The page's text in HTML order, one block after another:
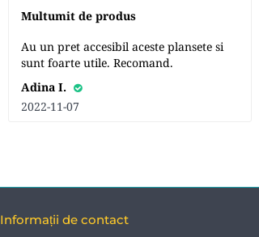
Multumit de produs
Au un pret accesibil aceste plansete si
sunt foarte utile. Recomand.
Adina I.
2022-11-07
Informații de contact